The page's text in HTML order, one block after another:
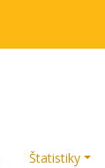
Štatistiky